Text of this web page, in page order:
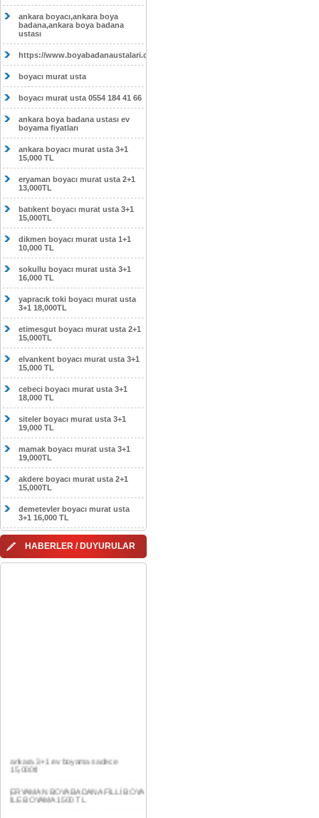
ankara boyacı,ankara boya
badana,ankara boya badana
ustası
https://www.boyabadanaustalari.com/
boyacı murat usta
boyacı murat usta 0554 184 41 66
ankara boya badana ustası ev
boyama fiyatları
ankara boyacı murat usta 3+1
15,000 TL
eryaman boyacı murat usta 2+1
13,000TL
batıkent boyacı murat usta 3+1
15,000TL
dikmen boyacı murat usta 1+1
10,000 TL
sokullu boyacı murat usta 3+1
16,000 TL
yapracık toki boyacı murat usta
3+1 18,000TL
etimesgut boyacı murat usta 2+1
15,000TL
elvankent boyacı murat usta 3+1
15,000 TL
cebeci boyacı murat usta 3+1
18,000 TL
siteler boyacı murat usta 3+1
19,000 TL
mamak boyacı murat usta 3+1
19,000TL
akdere boyacı murat usta 2+1
15,000TL
demetevler boyacı murat usta
3+1 16,000 TL
HABERLER / DUYURULAR
ERYAMAN BOYA BADANA FİLLİ BOYA
İLE BOYAMA 1500 TL
filli boya marshall boya dyo boya ile
komple daireleriniz herşey dahil 1500